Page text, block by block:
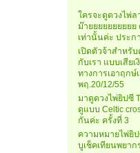
ใครจะดูดวงไพ่
ม๊ายยยยยยยยย
เท่านั้นค่ะ ประก
เปิดตัวจ้าสำหรั
กับเรา แบบเสีย
ทางการเอาฤกษ์
พฤ.20/12/55
มาดูดวงไพ่ยิปซี
ดูแบบ Celtic
กันค่ะ ครั้งที่ 3
ความหมายไพ่ยิป
บูเช็คเทียนพยา